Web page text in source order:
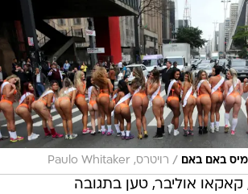
באם באם / רויטרס, Paulo Whitaker
אוליבר, טען בתגובה